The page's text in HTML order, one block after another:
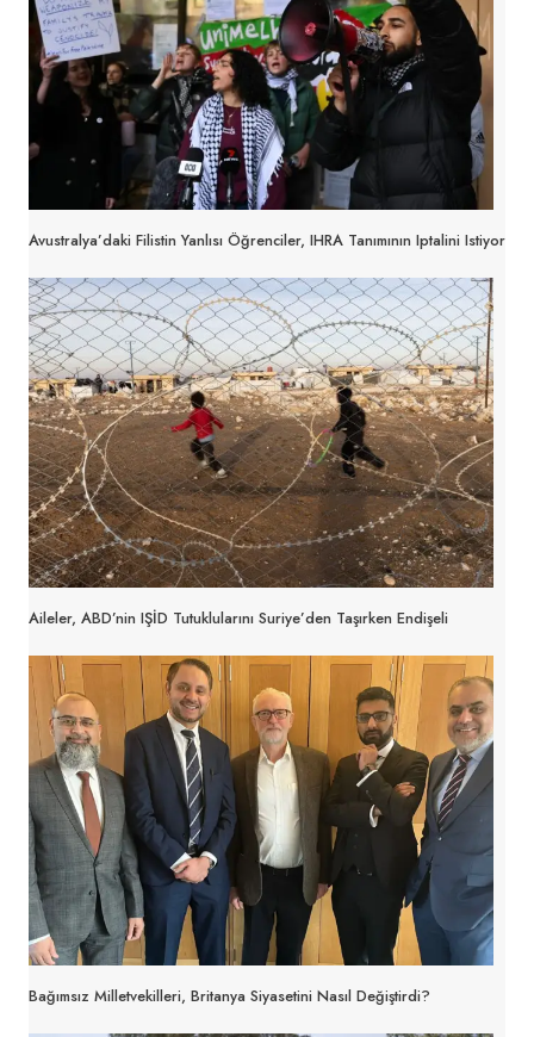
Avustralya’daki Filistin Yanlısı Öğrenciler, IHRA Tanımının Iptalini Istiyor
Aileler, ABD’nin IŞİD Tutuklularını Suriye’den Taşırken Endişeli
Bağımsız Milletvekilleri, Britanya Siyasetini Nasıl Değiştirdi?